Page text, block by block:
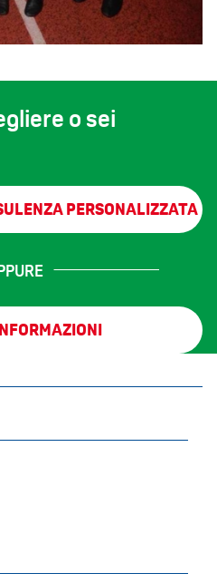
o sei
PERSONALIZZATA